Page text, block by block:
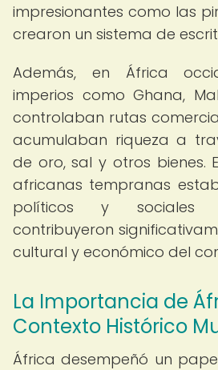
impresionantes como las
crearon un sistema de
Además, en África
imperios como Ghana,
controlaban rutas
acumulaban riqueza a
de oro, sal y otros bienes.
africanas tempranas
políticos y sociales
contribuyeron
cultural y económico del
La Importancia de
Contexto Histórico
África desempeñó un